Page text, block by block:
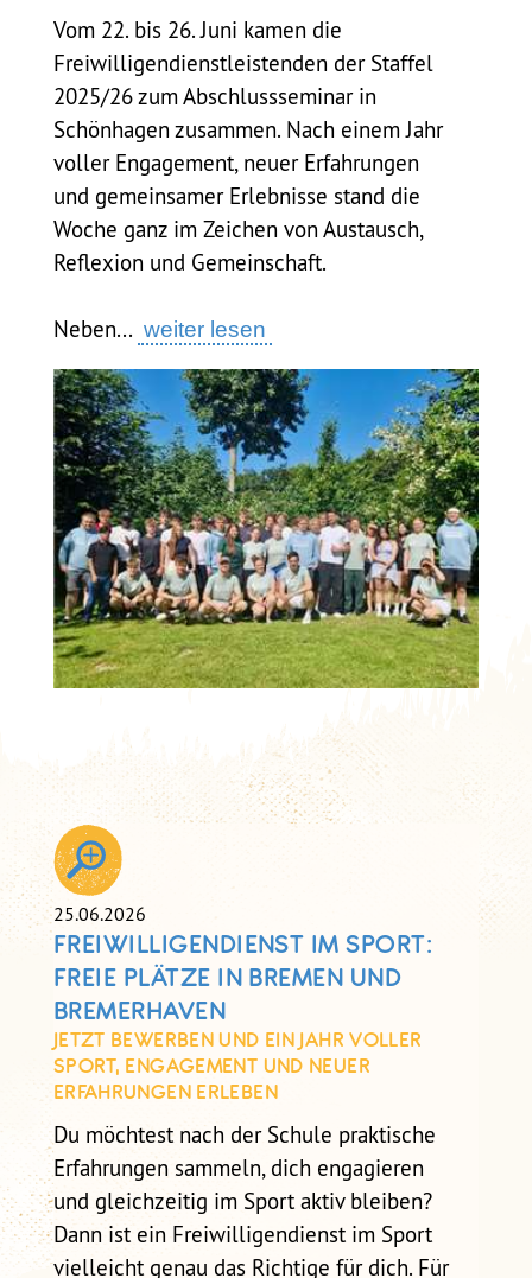
Vom 22. bis 26. Juni kamen die
Freiwilligendienstleistenden der Staffel
2025/26 zum Abschlussseminar in
Schönhagen zusammen. Nach einem Jahr
voller Engagement, neuer Erfahrungen
und gemeinsamer Erlebnisse stand die
Woche ganz im Zeichen von Austausch,
Reflexion und Gemeinschaft.
Neben... weiter lesen
25.06.2026
FREIWILLIGENDIENST IM SPORT:
FREIE PLÄTZE IN BREMEN UND
BREMERHAVEN
JETZT BEWERBEN UND EIN JAHR VOLLER
SPORT, ENGAGEMENT UND NEUER
ERFAHRUNGEN ERLEBEN
Du möchtest nach der Schule praktische
Erfahrungen sammeln, dich engagieren
und gleichzeitig im Sport aktiv bleiben?
Dann ist ein Freiwilligendienst im Sport
vielleicht genau das Richtige für dich. Für